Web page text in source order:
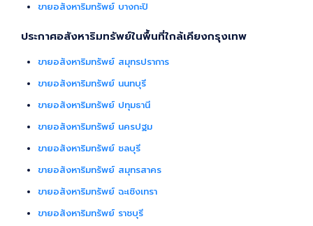
ขายอสังหาริมทรัพย์ บางกะปิ
ประกาศอสังหาริมทรัพย์ในพื้นที่ใกล้เคียงกรุงเทพ
ขายอสังหาริมทรัพย์ สมุทรปราการ
ขายอสังหาริมทรัพย์ นนทบุรี
ขายอสังหาริมทรัพย์ ปทุมธานี
ขายอสังหาริมทรัพย์ นครปฐม
ขายอสังหาริมทรัพย์ ชลบุรี
ขายอสังหาริมทรัพย์ สมุทรสาคร
ขายอสังหาริมทรัพย์ ฉะเชิงเทรา
ขายอสังหาริมทรัพย์ ราชบุรี